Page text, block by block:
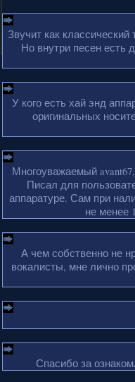
Звучит как
Но внутри песен есть
У кого есть хай энд
оригинальных
Многоуважаемый
Писал для
аппаратуре. Сам при
не менее
А чем собственно не
вокалисты, мне лично
Спасибо за